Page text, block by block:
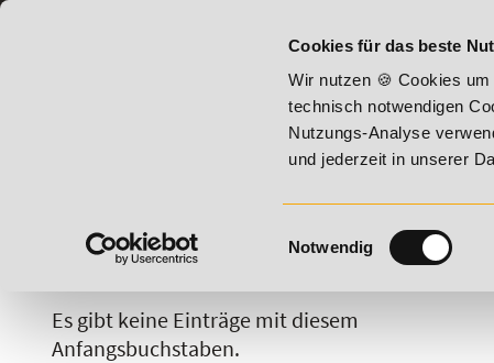
Cookies für das beste
Wir nutzen 🍪 Cookies
technisch notwendigen
Nutzungs-Analyse
und jederzeit in unserer
Einwilligungsauswahl
Notwendig
20% Rabatt bis 17. August
B C G H
Es gibt keine Einträge mit diesem
Anfangsbuchstaben.